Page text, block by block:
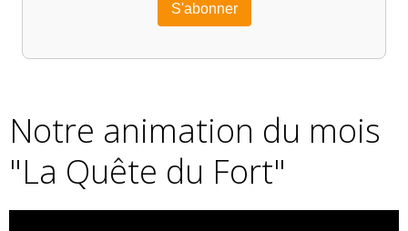
Notre animation du mois
"La Quête du Fort"